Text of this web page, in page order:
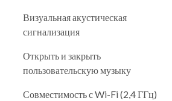
Визуальная акустическая
сигнализация
Открыть и закрыть
пользовательскую музыку
Совместимость с Wi-Fi (2,4 ГГц)